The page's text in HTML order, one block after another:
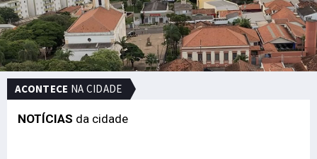
ACONTECE NA CIDADE
NOTÍCIAS da cidade